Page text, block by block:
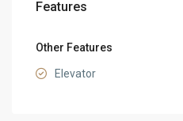
Features
Other Features
Elevator